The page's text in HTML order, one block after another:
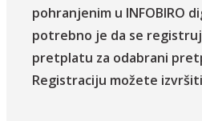
pohranjenim u INFOBIRO
potrebno je da se
pretplatu za odabrani
Registraciju možete izvršiti